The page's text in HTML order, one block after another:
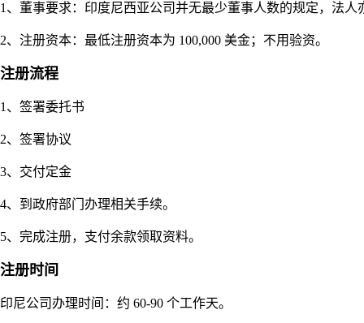
1、董事要求：印度尼西亚公司并无最少董事人数的规定，法人
2、注册资本：最低注册资本为 100,000 美金；不用验资。
注册流程
1、签署委托书
2、签署协议
3、交付定金
4、到政府部门办理相关手续。
5、完成注册，支付余款领取资料。
注册时间
印尼公司办理时间：约 60-90 个工作天。